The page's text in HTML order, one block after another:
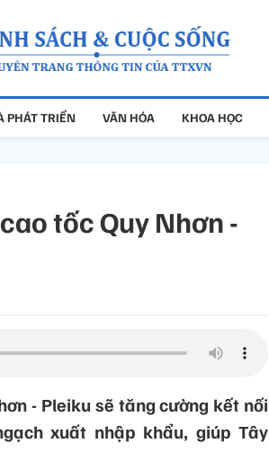
PHÁT TRIỂN VĂN HÓA KHOA HỌC
tốc Quy Nhơn -
- Pleiku sẽ tăng cường kết nối
xuất nhập khẩu, giúp Tây